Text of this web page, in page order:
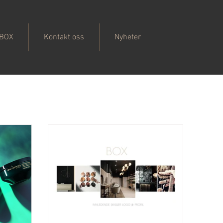
Kontakt oss Nyheter